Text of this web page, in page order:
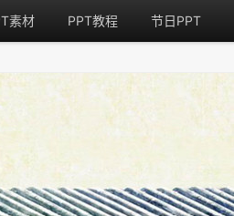
素材 PPT教程 节日PPT